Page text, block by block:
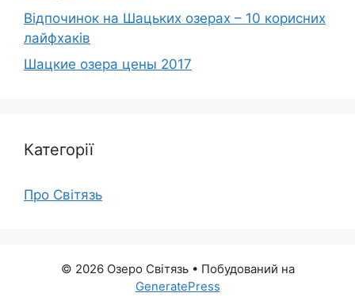
Відпочинок на Шацьких озерах – 10 корисних
лайфхаків
Шацкие озера цены 2017
Категорії
Про Світязь
© 2026 Озеро Світязь• Побудований на
GeneratePress